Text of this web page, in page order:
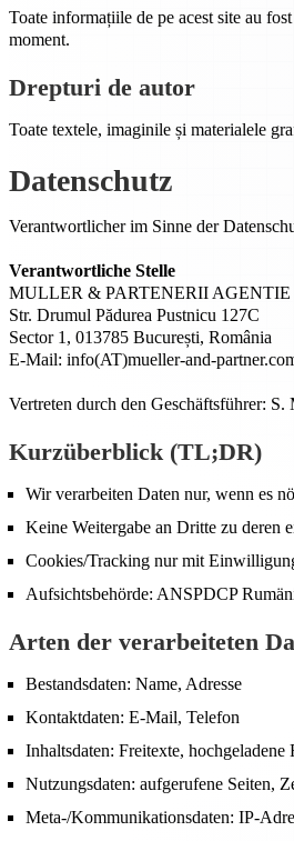
Toate informațiile de pe acest site au
moment.
Drepturi de autor
Toate textele, imaginile și materialele
Datenschutz
Verantwortlicher im Sinne der
Verantwortliche Stelle
MULLER & PARTENERII
Str. Drumul Pădurea Pustnicu 127C
Sector 1, 013785 București, România
E-Mail: info(AT)mueller-and-
Vertreten durch den Geschäftsführer: S.
Kurzüberblick (TL;DR)
Wir verarbeiten Daten nur, wenn es
Keine Weitergabe an Dritte zu deren
Cookies/Tracking nur mit
Aufsichtsbehörde: ANSPDCP
Arten der verarbeiteten
Bestandsdaten: Name, Adresse
Kontaktdaten: E-Mail, Telefon
Inhaltsdaten: Freitexte, hochgeladene
Nutzungsdaten: aufgerufene Seiten,
Meta-/Kommunikationsdaten: IP-